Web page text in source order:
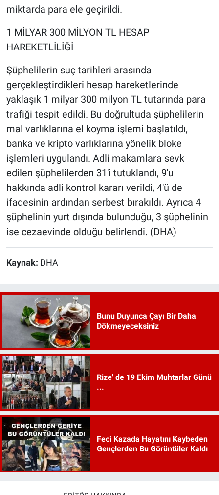
miktarda para ele geçirildi.
1 MİLYAR 300 MİLYON TL HESAP
HAREKETLİLİĞİ
Şüphelilerin suç tarihleri arasında
gerçekleştirdikleri hesap hareketlerinde
yaklaşık 1 milyar 300 milyon TL tutarında para
trafiği tespit edildi. Bu doğrultuda şüphelilerin
mal varlıklarına el koyma işlemi başlatıldı,
banka ve kripto varlıklarına yönelik bloke
işlemleri uygulandı. Adli makamlara sevk
edilen şüphelilerden 31'i tutuklandı, 9'u
hakkında adli kontrol kararı verildi, 4'ü de
ifadesinin ardından serbest bırakıldı. Ayrıca 4
şüphelinin yurt dışında bulunduğu, 3 şüphelinin
ise cezaevinde olduğu belirlendi. (DHA)
Kaynak: DHA
Bunu Duyunca Çayı Bir Daha
Dökmeyeceksiniz
Rize' de 19 Ekim Muhtarlar Günü
...
Feci Kazada Hayatını Kaybeden
Gençlerden Bu Görüntüler Kaldı